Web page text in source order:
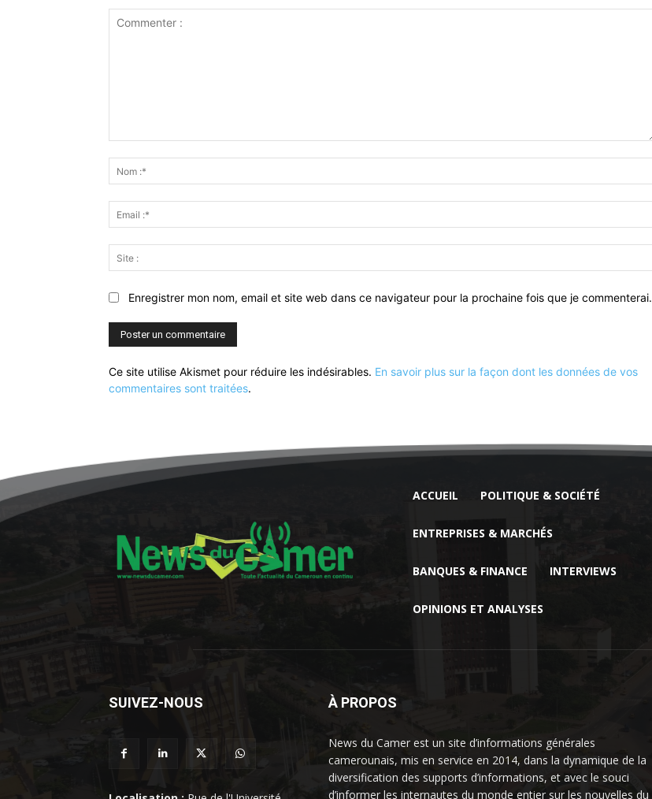
Enregistrer mon nom, email et site web dans ce navigateur pour la prochaine fois que je commenterai.
Ce site utilise Akismet pour réduire les indésirables. En savoir plus sur la façon dont les données de vos
commentaires sont traitées.
ACCUEIL POLITIQUE & SOCIÉTÉ
ENTREPRISES & MARCHÉS
BANQUES & FINANCE INTERVIEWS
OPINIONS ET ANALYSES
SUIVEZ-NOUS À PROPOS
News du Camer est un site d’informations générales
camerounais, mis en service en 2014, dans la dynamique de la
diversification des supports d’informations, et avec le souci
d’informer les internautes du monde entier sur les nouvelles du